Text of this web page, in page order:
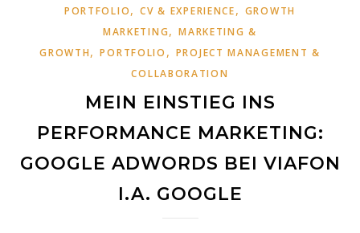
PORTFOLIO,CV & EXPERIENCE, GROWTH
MARKETING,MARKETING &
GROWTH,PORTFOLIO , PROJECT MANAGEMENT &
COLLABORATION
MEIN EINSTIEG INS
PERFORMANCE MARKETING:
GOOGLE ADWORDS BEI VIAFON
I.A. GOOGLE